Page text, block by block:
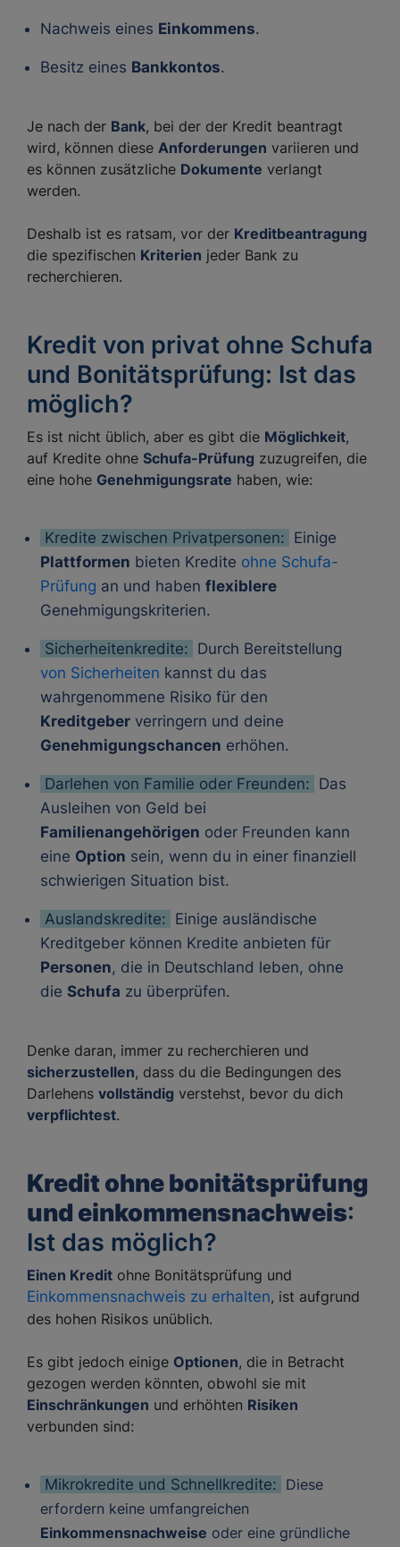
Nachweis eines Einkommens.
Besitz eines Bankkontos.
Je nach der Bank, bei der der Kredit beantragt
wird, können diese Anforderungen variieren und
es können zusätzliche Dokumente verlangt
werden.
Deshalb ist es ratsam, vor der Kreditbeantragung
die spezifischen Kriterien jeder Bank zu
recherchieren.
Kredit von privat ohne Schufa
und Bonitätsprüfung: Ist das
möglich?
Es ist nicht üblich, aber es gibt die Möglichkeit,
auf Kredite ohne Schufa-Prüfung zuzugreifen, die
eine hohe Genehmigungsrate haben, wie:
Kredite zwischen Privatpersonen: Einige
Plattformen bieten Kredite ohne Schufa-
Prüfung an und haben flexiblere
Genehmigungskriterien.
Sicherheitenkredite: Durch Bereitstellung
von Sicherheiten kannst du das
wahrgenommene Risiko für den
Kreditgeber verringern und deine
Genehmigungschancen erhöhen.
Darlehen von Familie oder Freunden: Das
Ausleihen von Geld bei
Familienangehörigen oder Freunden kann
eine Option sein, wenn du in einer finanziell
schwierigen Situation bist.
Auslandskredite: Einige ausländische
Kreditgeber können Kredite anbieten für
Personen, die in Deutschland leben, ohne
die Schufa zu überprüfen.
Denke daran, immer zu recherchieren und
sicherzustellen, dass du die Bedingungen des
Darlehens vollständig verstehst, bevor du dich
verpflichtest.
Kredit ohne bonitätsprüfung
und einkommensnachweis:
Ist das möglich?
Einen Kredit ohne Bonitätsprüfung und
Einkommensnachweis zu erhalten, ist aufgrund
des hohen Risikos unüblich.
Es gibt jedoch einige Optionen, die in Betracht
gezogen werden könnten, obwohl sie mit
Einschränkungen und erhöhten Risiken
verbunden sind:
Mikrokredite und Schnellkredite: Diese
erfordern keine umfangreichen
Einkommensnachweise oder eine gründliche